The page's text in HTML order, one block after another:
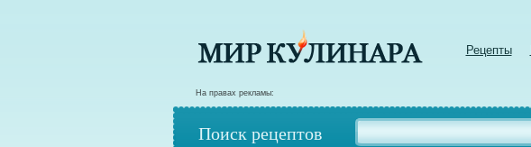
Рецепты
На правах рекламы:
Поиск рецептов